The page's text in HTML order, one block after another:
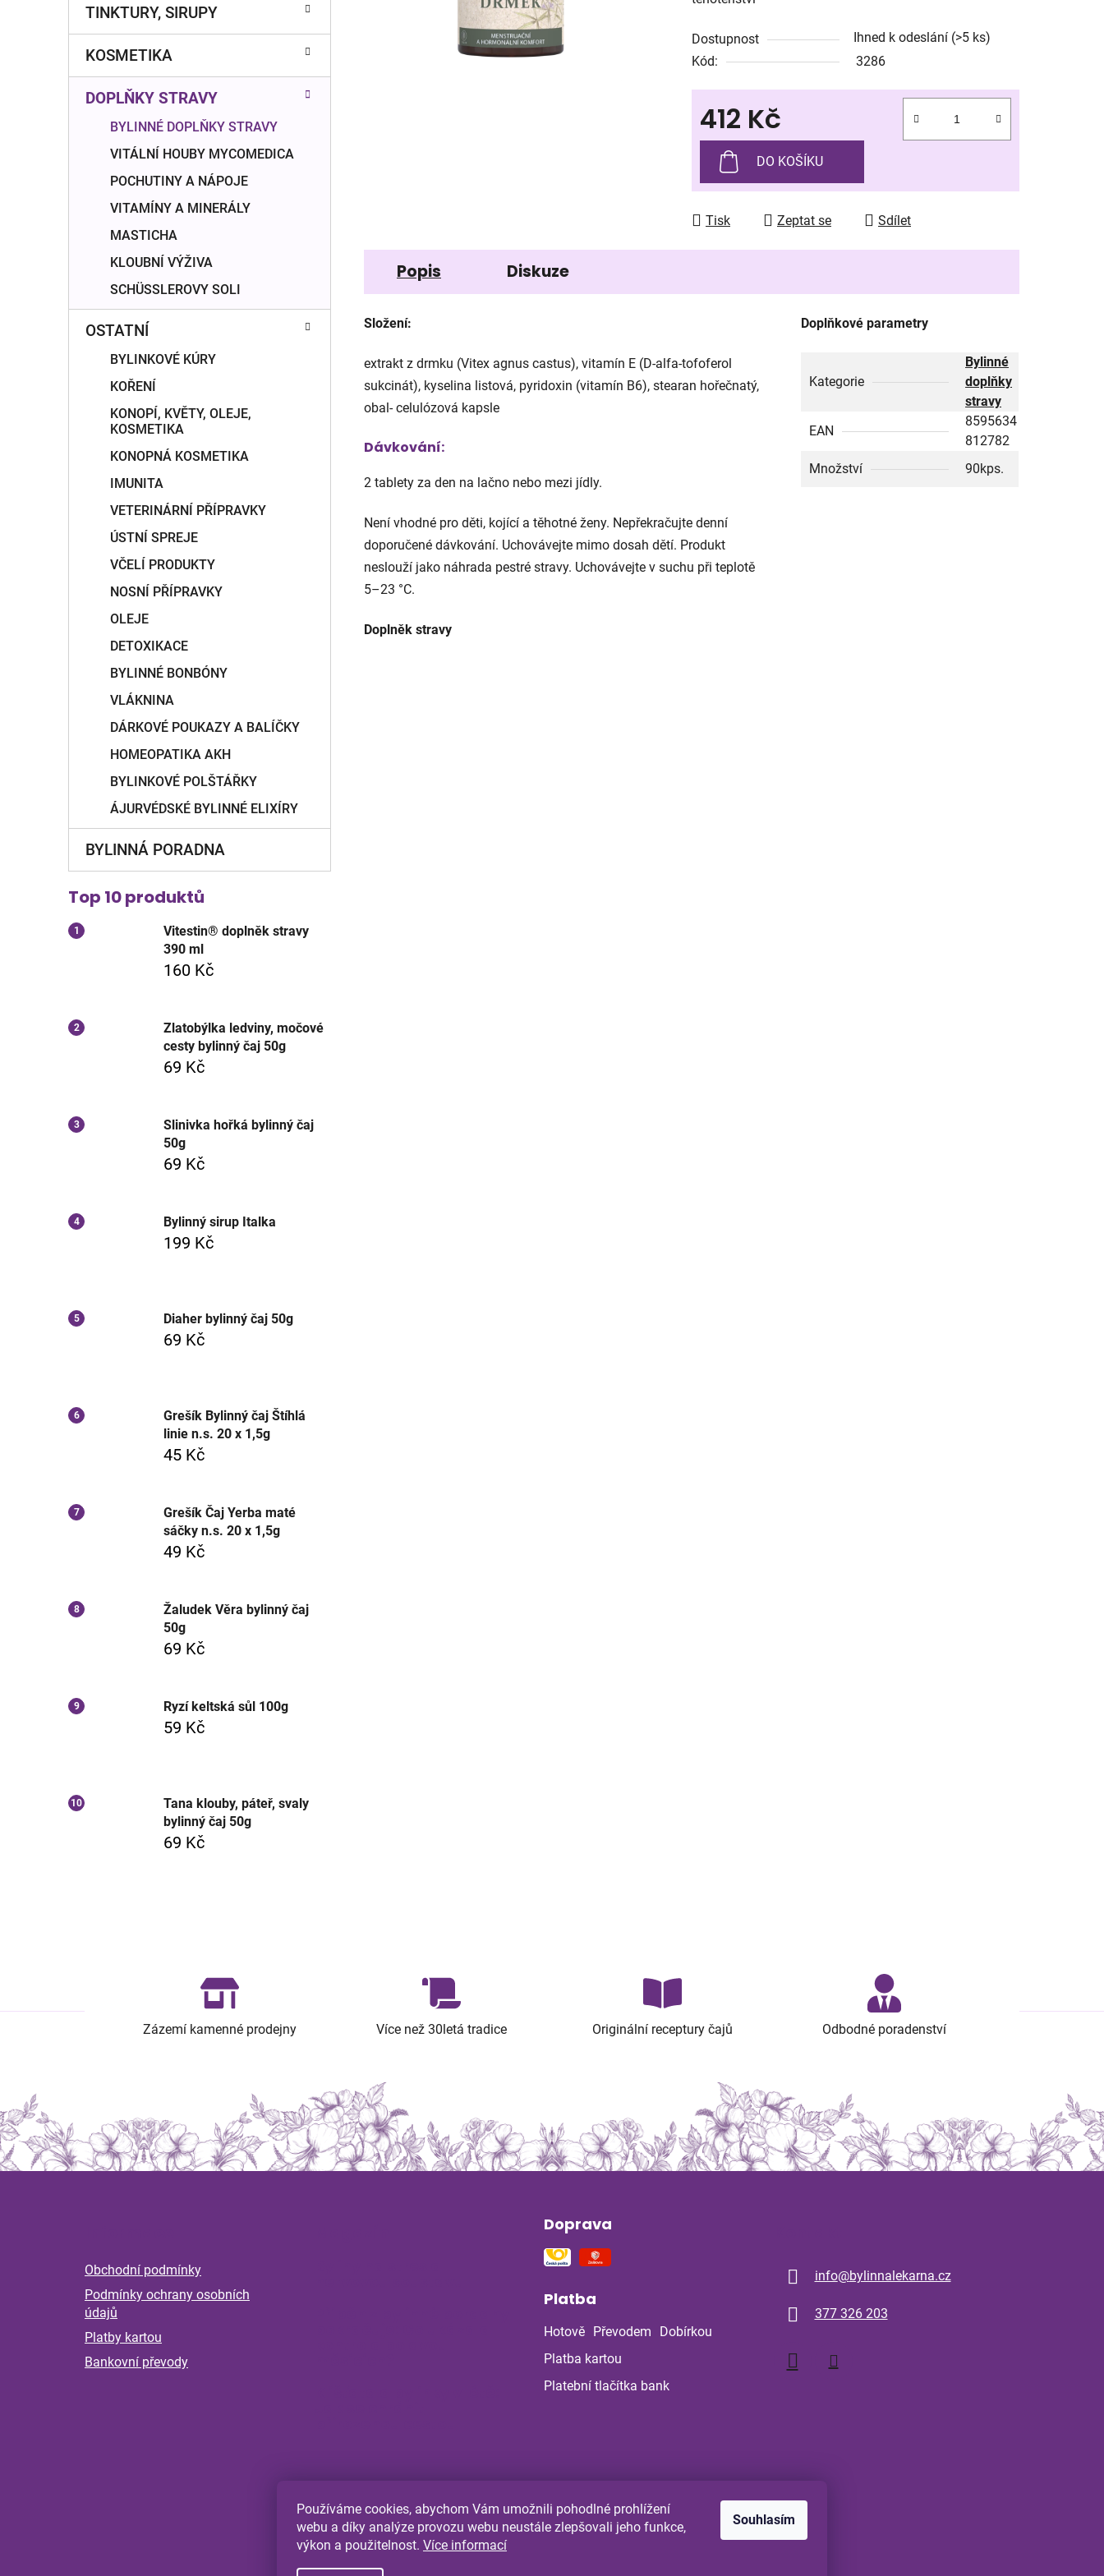
Používáme cookies, abychom Vám umožnili pohodlné prohlížení
webu a díky analýze provozu webu neustále zlepšovali jeho funkce,
výkon a použitelnost. Více informací
Souhlasím
TINKTURY, SIRUPY
KOSMETIKA
DOPLŇKY STRAVY
BYLINNÉ DOPLŇKY STRAVY
VITÁLNÍ HOUBY MYCOMEDICA
POCHUTINY A NÁPOJE
VITAMÍNY A MINERÁLY
MASTICHA
KLOUBNÍ VÝŽIVA
SCHÜSSLEROVY SOLI
OSTATNÍ
BYLINKOVÉ KÚRY
KOŘENÍ
KONOPÍ, KVĚTY, OLEJE,
KOSMETIKA
KONOPNÁ KOSMETIKA
IMUNITA
VETERINÁRNÍ PŘÍPRAVKY
ÚSTNÍ SPREJE
VČELÍ PRODUKTY
NOSNÍ PŘÍPRAVKY
OLEJE
DETOXIKACE
BYLINNÉ BONBÓNY
VLÁKNINA
DÁRKOVÉ POUKAZY A BALÍČKY
HOMEOPATIKA AKH
BYLINKOVÉ POLŠTÁŘKY
ÁJURVÉDSKÉ BYLINNÉ ELIXÍRY
BYLINNÁ PORADNA
Top 10 produktů
Vitestin® doplněk stravy
390 ml
160 Kč
Zlatobýlka ledviny, močové
cesty bylinný čaj 50g
69 Kč
Slinivka hořká bylinný čaj
50g
69 Kč
Bylinný sirup Italka
199 Kč
Diaher bylinný čaj 50g
69 Kč
Grešík Bylinný čaj Štíhlá
linie n.s. 20 x 1,5g
45 Kč
Grešík Čaj Yerba maté
sáčky n.s. 20 x 1,5g
49 Kč
Žaludek Věra bylinný čaj
50g
69 Kč
Ryzí keltská sůl 100g
59 Kč
Tana klouby, páteř, svaly
bylinný čaj 50g
69 Kč
5
hvězdiček.
Dostupnost Ihned k odeslání (>5 ks)
Kód:
3286
412 Kč
Měrná cena:
DO KOŠÍKU
Tisk Zeptat se Sdílet
Popis Diskuze
Složení:
extrakt z drmku (Vitex agnus castus), vitamín E (D-alfa-tofoferol
sukcinát), kyselina listová, pyridoxin (vitamín B6), stearan hořečnatý,
obal- celulózová kapsle
Dávkování:
2 tablety za den na lačno nebo mezi jídly.
Není vhodné pro děti, kojící a těhotné ženy. Nepřekračujte denní
doporučené dávkování. Uchovávejte mimo dosah dětí. Produkt
neslouží jako náhrada pestré stravy. Uchovávejte v suchu při teplotě
5–23 °C.
Doplněk stravy
Doplňkové parametry
Kategorie
Bylinné
doplňky
stravy
EAN
8595634
812782
Množství
90kps.
Zázemí kamenné prodejny Více než 30letá tradice Originální receptury čajů Odbodné poradenství
Obchodní podmínky
Podmínky ochrany osobních
údajů
Platby kartou
Bankovní převody
Doprava
Platba
Hotově Převodem
Dobírkou
Platba kartou
Platební tlačítka bank
info@bylinnalekarna.cz
377 326 203
Shoptet.cz Comgate.cz